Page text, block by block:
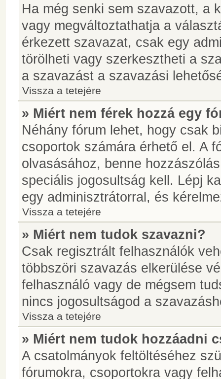
Ha még senki sem szavazott, a
vagy megváltoztathatja a
érkezett szavazat, csak egy
törölheti vagy szerkesztheti a
a szavazást a szavazási
Vissza a tetejére
» Miért nem férek hozzá egy
Néhány fórum lehet, hogy csak
csoportok számára érhető el. A
olvasásához, benne
speciális jogosultság kell. Lépj
egy adminisztrátorral, és
Vissza a tetejére
» Miért nem tudok szavazni?
Csak regisztrált felhasználók
többszöri szavazás elkerülése
felhasználó vagy de mégsem
nincs jogosultságod a
Vissza a tetejére
» Miért nem tudok hozzáadni
A csatolmányok feltöltéséhez
fórumokra, csoportokra vagy